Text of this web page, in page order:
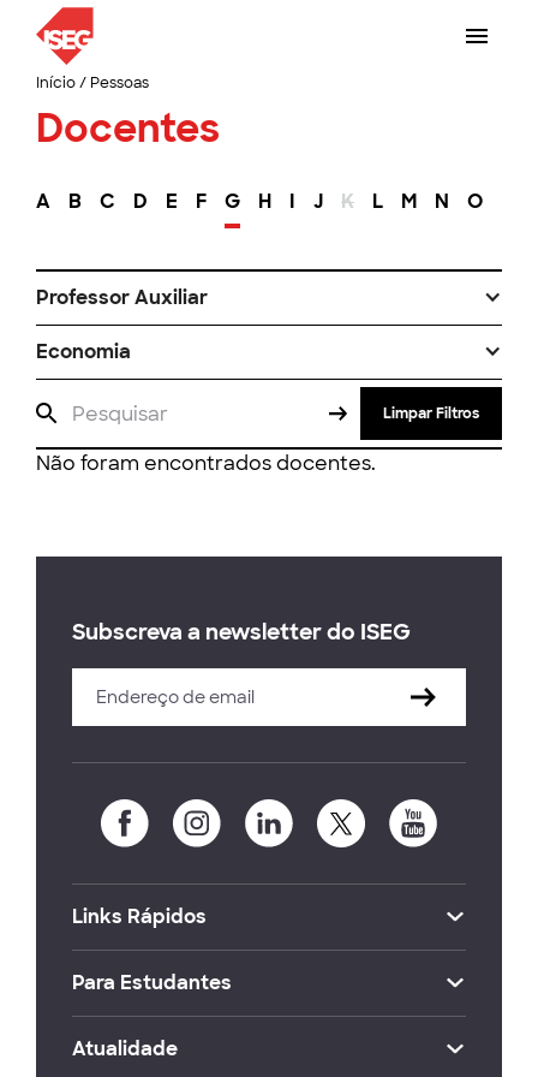
Início/ Pessoas
Docentes
A B C D E F G H I J K L M N O
Professor Auxiliar
Economia
Limpar Filtros
Não foram encontrados docentes.
Subscreva a newsletter do ISEG
Links Rápidos
Para Estudantes
Atualidade